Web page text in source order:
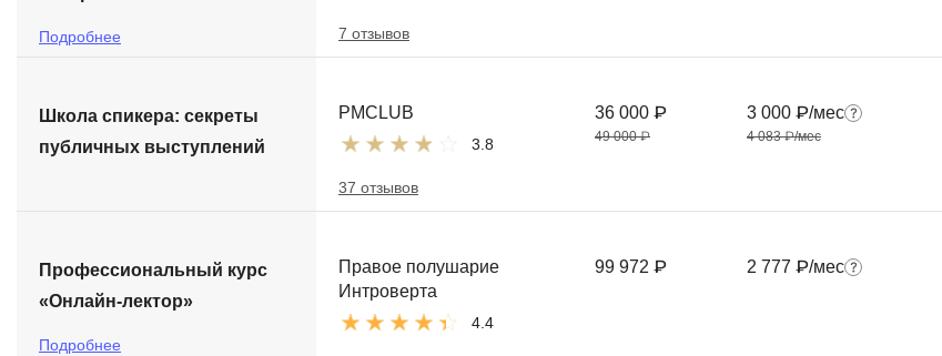
Подробнее 7 отзывов
Школа спикера: секреты
публичных выступлений
PMCLUB
3.8
37 отзывов
36 000 ₽
49 000 ₽
3 000 ₽/мес
4 083 ₽/мес
Профессиональный курс
«Онлайн-лектор»
Подробнее
Правое полушарие
Интроверта
4.4
99 972 ₽ 2 777 ₽/мес